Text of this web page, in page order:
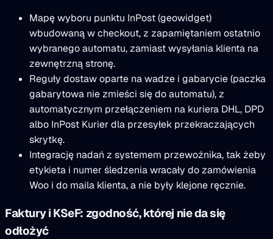
Mapę wyboru punktu InPost (geowidget)
wbudowaną w checkout, z zapamiętaniem ostatnio
wybranego automatu, zamiast wysyłania klienta na
zewnętrzną stronę.
Reguły dostaw oparte na wadze i gabarycie (paczka
gabarytowa nie zmieści się do automatu), z
automatycznym przełączeniem na kuriera DHL, DPD
albo InPost Kurier dla przesyłek przekraczających
skrytkę.
Integrację nadań z systemem przewoźnika, tak żeby
etykieta i numer śledzenia wracały do zamówienia
Woo i do maila klienta, a nie były klejone ręcznie.
Faktury i KSeF: zgodność, której nie da się
odłożyć